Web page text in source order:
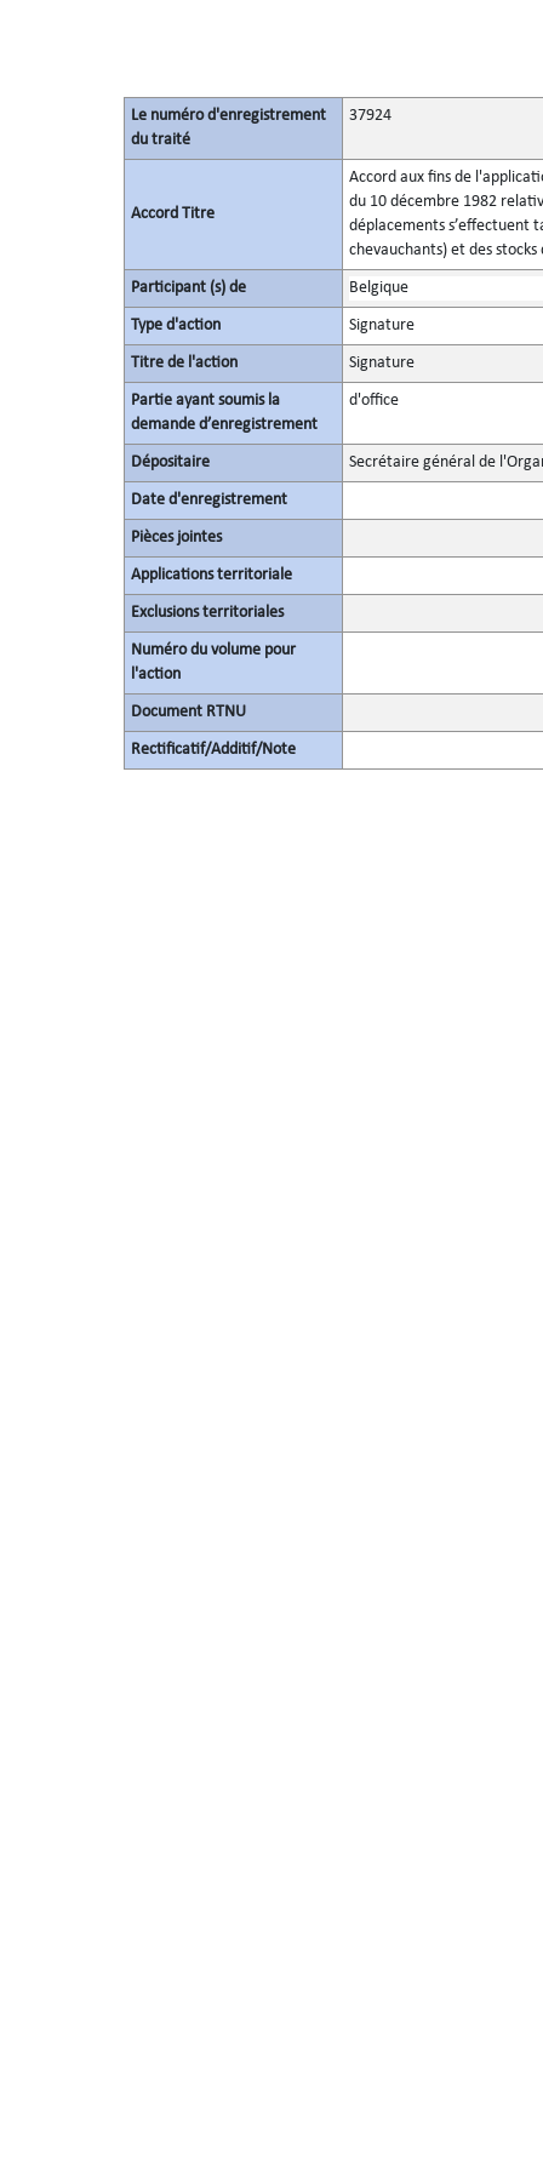
Le numéro d'enregistrement
du traité
37924
Accord Titre
Accord aux fins de
du 10 décembre 1982
déplacements s’effectuent
chevauchants) et des
Participant (s) de Belgique
Type d'action Signature
Titre de l'action Signature
Partie ayant soumis la
demande d’enregistrement
d'office
Dépositaire Secrétaire général de
Date d'enregistrement
Pièces jointes
Applications territoriale
Exclusions territoriales
Numéro du volume pour
l'action
Document RTNU
Rectificatif/Additif/Note